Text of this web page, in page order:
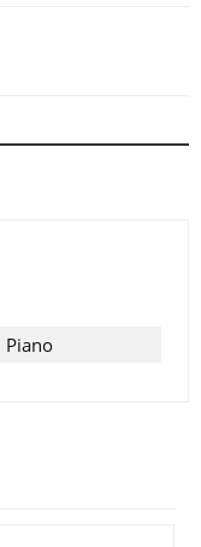
Piano